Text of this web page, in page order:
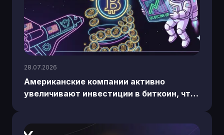
Американские компании активно
увеличивают инвестиции в биткоин, что
секторе.
28.07.2026